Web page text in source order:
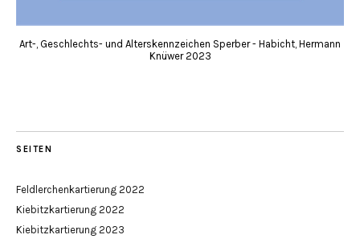
Art-, Geschlechts- und Alterskennzeichen Sperber - Habicht, Hermann
Knüwer 2023
SEITEN
Feldlerchenkartierung 2022
Kiebitzkartierung 2022
Kiebitzkartierung 2023